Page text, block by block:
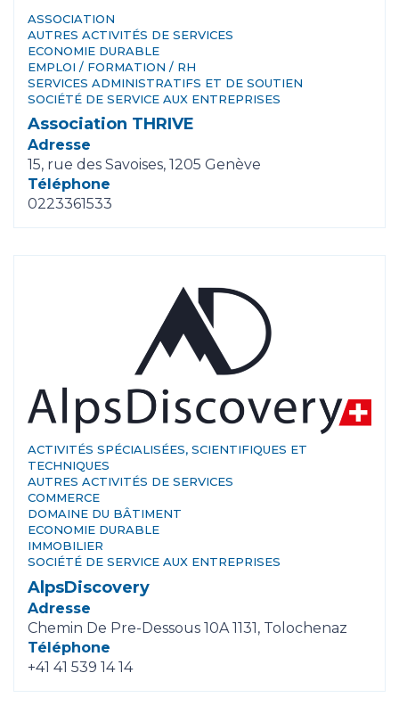
ASSOCIATION
AUTRES ACTIVITÉS DE SERVICES
ECONOMIE DURABLE
EMPLOI / FORMATION / RH
SERVICES ADMINISTRATIFS ET DE SOUTIEN
SOCIÉTÉ DE SERVICE AUX ENTREPRISES
Association THRIVE
Adresse
15, rue des Savoises, 1205 Genève
Téléphone
0223361533
ACTIVITÉS SPÉCIALISÉES, SCIENTIFIQUES ET
TECHNIQUES
AUTRES ACTIVITÉS DE SERVICES
COMMERCE
DOMAINE DU BÂTIMENT
ECONOMIE DURABLE
IMMOBILIER
SOCIÉTÉ DE SERVICE AUX ENTREPRISES
AlpsDiscovery
Adresse
Chemin De Pre-Dessous 10A 1131, Tolochenaz
Téléphone
+41 41 539 14 14